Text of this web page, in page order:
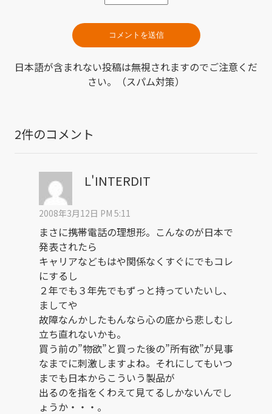
日本語が含まれない投稿は無視されますのでご注意くだ
さい。（スパム対策）
2件のコメント
L'INTERDIT
2008年3月12日 PM 5:11
まさに携帯電話の理想形。こんなのが日本で
発表されたら
キャリアなどもはや関係なくすぐにでもコレ
にするし
２年でも３年先でもずっと持っていたいし、
ましてや
故障なんかしたもんなら心の底から悲しむし
立ち直れないかも。
買う前の”物欲”と買った後の”所有欲”が見事
なまでに刺激しますよね。それにしてもいつ
までも日本からこういう製品が
出るのを指をくわえて見てるしかないんでし
ょうか・・・。